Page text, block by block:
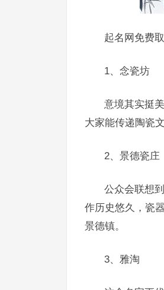
起名网免费
1、念瓷坊
意境其实挺
大家能传递陶瓷
2、景德瓷庄
公众会联想
作历史悠久，瓷
景德镇。
3、雅淘